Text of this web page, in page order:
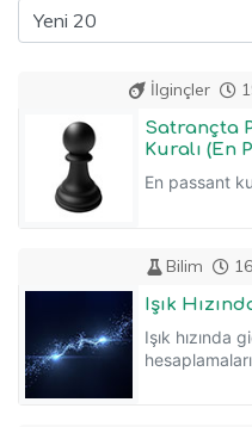
İlginçler
Satrançta
Kuralı (En
En passant
Bilim
Işık
Işık hızında